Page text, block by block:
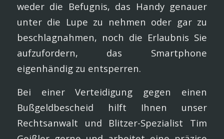
weder die Befugnis, das Handy genauer
unter die Lupe zu nehmen oder gar zu
beschlagnahmen, noch die Erlaubnis Sie
aufzufordern, das Smartphone
eigenhändig zu entsperren.
Bei einer Verteidigung gegen einen
Bußgeldbescheid hilft Ihnen unser
Rechtsanwalt und Blitzer-Spezialist Tim